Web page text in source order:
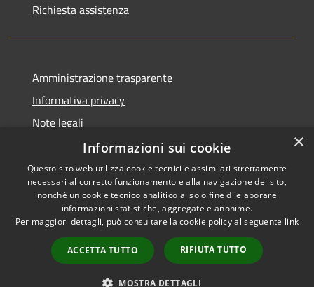
Richiesta assistenza
Amministrazione trasparente
Informativa privacy
Note legali
Dichiarazione di accessibilità
RSS
Accessibilità
Copyright © 2026 • Comune di
Anacapri • Powered by
Municipium•
Accesso
redazione
×
Informazioni sui cookie
Questo sito web utilizza cookie tecnici e assimilati strettamente
necessari al corretto funzionamento e alla navigazione del sito,
nonché un cookie tecnico analitico al solo fine di elaborare
informazioni statistiche, aggregate e anonime.
Per maggiori dettagli, può consultare la cookie policy al seguente link
ACCETTA TUTTO RIFIUTA TUTTO
MOSTRA DETTAGLI